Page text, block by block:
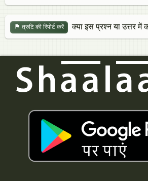
त्रुटि की रिपोर्ट करें क्या इस प्रश्न या उत्तर में